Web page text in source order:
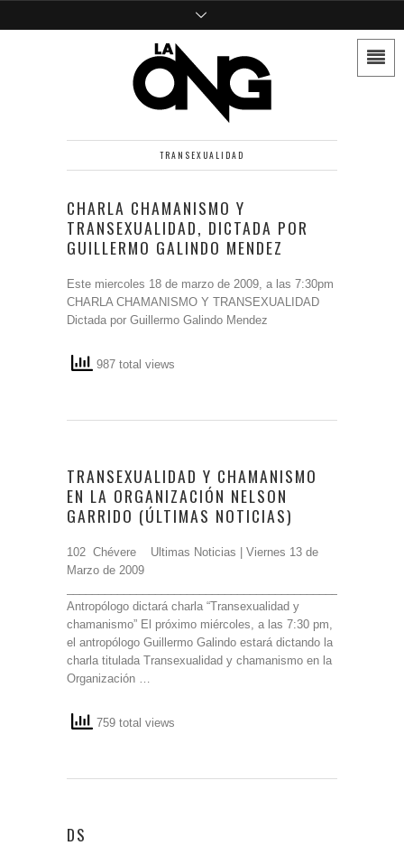
TRANSEXUALIDAD
CHARLA CHAMANISMO Y
TRANSEXUALIDAD, DICTADA POR
GUILLERMO GALINDO MENDEZ
Este miercoles 18 de marzo de 2009, a las 7:30pm
CHARLA CHAMANISMO Y TRANSEXUALIDAD
Dictada por Guillermo Galindo Mendez
987 total views
TRANSEXUALIDAD Y CHAMANISMO
EN LA ORGANIZACIÓN NELSON
GARRIDO (ÚLTIMAS NOTICIAS)
102 Chévere Ultimas Noticias | Viernes 13 de
Marzo de 2009
Antropólogo dictará charla “Transexualidad y
chamanismo” El próximo miércoles, a las 7:30 pm,
el antropólogo Guillermo Galindo estará dictando la
charla titulada Transexualidad y chamanismo en la
Organización …
759 total views
DS